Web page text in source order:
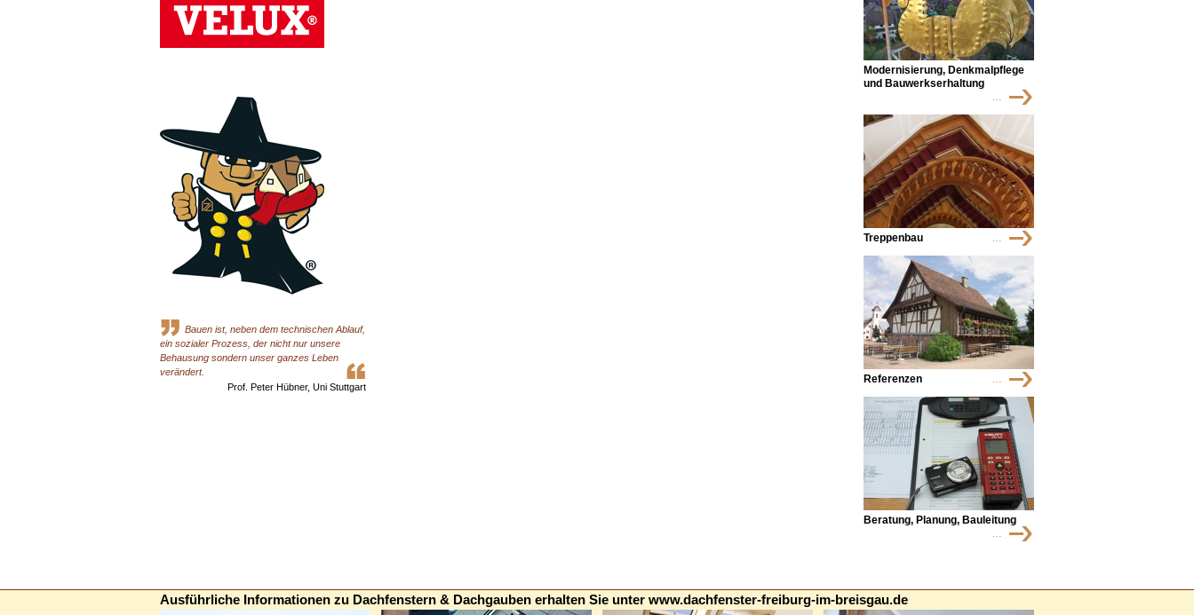
Modernisierung, Denkmalpflege
und Bauwerkserhaltung
…
Treppenbau …
Referenzen …
Beratung, Planung, Bauleitung
…
Bauen ist, neben dem technischen Ablauf,
ein sozialer Prozess, der nicht nur unsere
Behausung sondern unser ganzes Leben
verändert.
Prof. Peter Hübner, Uni Stuttgart
Ausführliche Informationen zu Dachfenstern & Dachgauben erhalten Sie unter www.dachfenster-freiburg-im-breisgau.de